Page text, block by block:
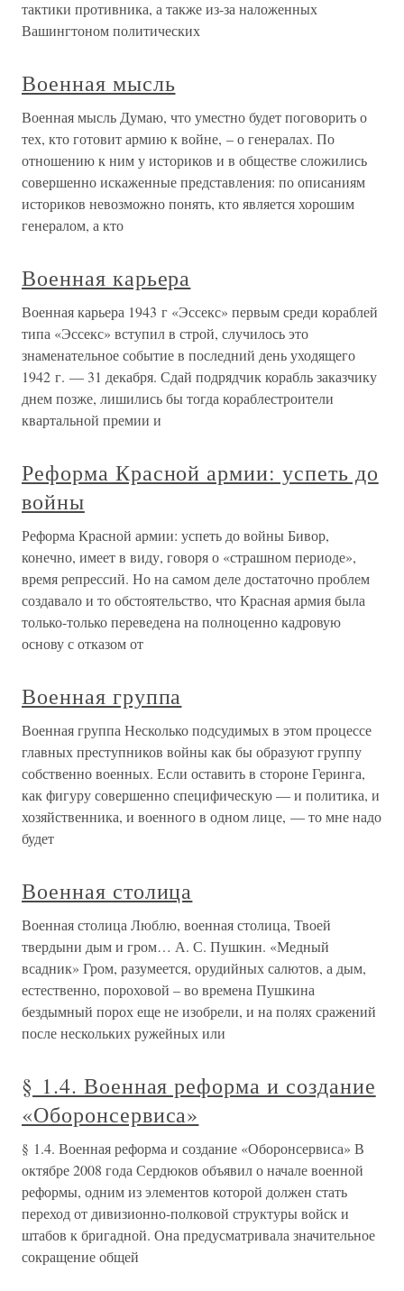
тактики противника, а также из-за наложенных
Вашингтоном политических
Военная мысль
Военная мысль Думаю, что уместно будет поговорить о
тех, кто готовит армию к войне, – о генералах. По
отношению к ним у историков и в обществе сложились
совершенно искаженные представления: по описаниям
историков невозможно понять, кто является хорошим
генералом, а кто
Военная карьера
Военная карьера 1943 г «Эссекс» первым среди кораблей
типа «Эссекс» вступил в строй, случилось это
знаменательное событие в последний день уходящего
1942 г. — 31 декабря. Сдай подрядчик корабль заказчику
днем позже, лишились бы тогда кораблестроители
квартальной премии и
Реформа Красной армии: успеть до
войны
Реформа Красной армии: успеть до войны Бивор,
конечно, имеет в виду, говоря о «страшном периоде»,
время репрессий. Но на самом деле достаточно проблем
создавало и то обстоятельство, что Красная армия была
только-только переведена на полноценно кадровую
основу с отказом от
Военная группа
Военная группа Несколько подсудимых в этом процессе
главных преступников войны как бы образуют группу
собственно военных. Если оставить в стороне Геринга,
как фигуру совершенно специфическую — и политика, и
хозяйственника, и военного в одном лице, — то мне надо
будет
Военная столица
Военная столица Люблю, военная столица, Твоей
твердыни дым и гром… А. С. Пушкин. «Медный
всадник» Гром, разумеется, орудийных салютов, а дым,
естественно, пороховой – во времена Пушкина
бездымный порох еще не изобрели, и на полях сражений
после нескольких ружейных или
§ 1.4. Военная реформа и создание
«Оборонсервиса»
§ 1.4. Военная реформа и создание «Оборонсервиса» В
октябре 2008 года Сердюков объявил о начале военной
реформы, одним из элементов которой должен стать
переход от дивизионно-полковой структуры войск и
штабов к бригадной. Она предусматривала значительное
сокращение общей